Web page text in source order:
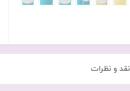
نقد و نظرات